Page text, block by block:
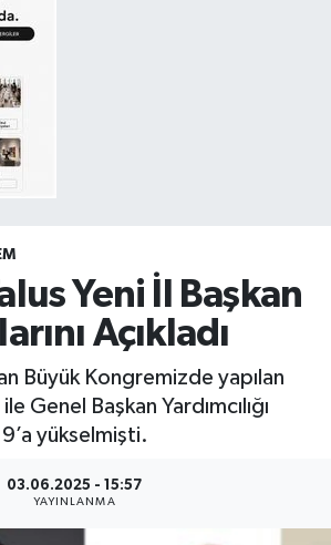
Yeni İl Başkan
Açıkladı
Büyük Kongremizde yapılan
Genel Başkan Yardımcılığı
yükselmişti.
03.06.2025 - 15:57
YAYINLANMA